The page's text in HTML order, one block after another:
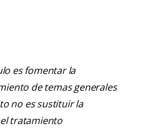
es fomentar la
de temas generales
no es sustituir la
tratamiento